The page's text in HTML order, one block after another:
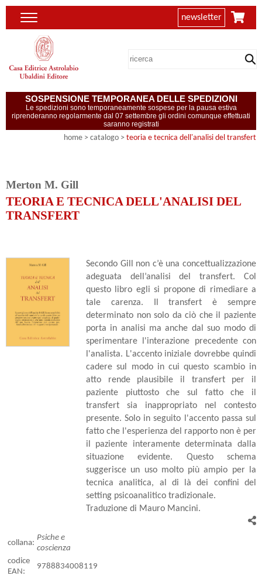
newsletter
SOSPENSIONE TEMPORANEA DELLE SPEDIZIONI
Le spedizioni sono temporaneamente sospese per la pausa estiva
riprenderanno regolarmente dal 07 settembre gli ordini comunque effettuati
saranno registrati
home > catalogo > teoria e tecnica dell'analisi del transfert
Merton M. Gill
TEORIA E TECNICA DELL'ANALISI DEL
TRANSFERT
Secondo Gill non c’è una concettualizzazione
adeguata dell’analisi del transfert. Col
questo libro egli si propone di rimediare a
tale carenza. Il transfert è sempre
determinato non solo da ciò che il paziente
porta in analisi ma anche dal suo modo di
sperimentare l'interazione precedente con
l'analista. L'accento iniziale dovrebbe quindi
cadere sul modo in cui questo scambio in
atto rende plausibile il transfert per il
paziente piuttosto che sul fatto che il
transfert sia inappropriato nel contesto
presente. Solo in seguito l'accento passa sul
fatto che l'esperienza del rapporto non è per
il paziente interamente determinata dalla
situazione evidente. Questo schema
suggerisce un uso molto più ampio per la
tecnica analitica, al di là dei confini del
setting psicoanalitico tradizionale.
Traduzione di Mauro Mancini.
collana:
Psiche e
coscienza
codice
EAN:
9788834008119